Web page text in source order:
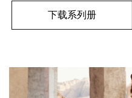
下载系列册